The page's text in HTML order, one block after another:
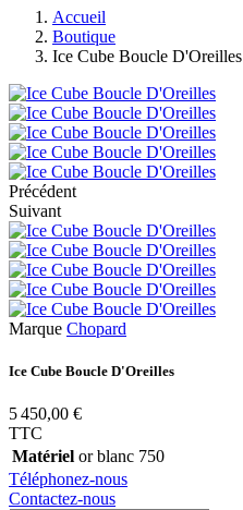
Accueil
Boutique
Ice Cube Boucle D'Oreilles
Précédent
Suivant
Marque Chopard
Ice Cube Boucle D'Oreilles
5 450,00 €
TTC
Matériel or blanc 750
Téléphonez-nous
Contactez-nous